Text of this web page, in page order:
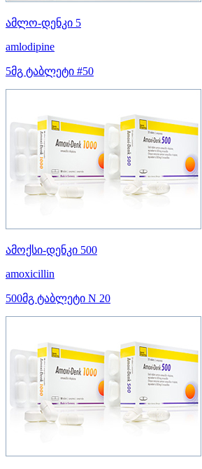
ამლო-დენკი 5
amlodipine
5მგ ტაბლეტი #50
ამოქსი-დენკი 500
amoxicillin
500მგ ტაბლეტი N 20